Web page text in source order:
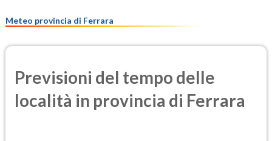
Meteo provincia di Ferrara
Previsioni del tempo delle
località in provincia di Ferrara